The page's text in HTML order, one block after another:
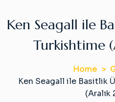
Ken Seagall ile
Turkishtime
Home
Ken Seagall ile Basitlik
(Aralık